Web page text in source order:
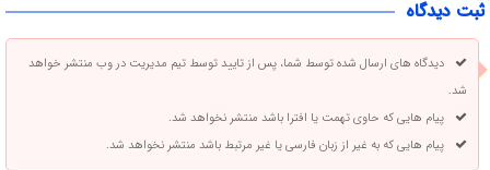
ثبت دیدگاه
دیدگاه های ارسال شده توسط شما، پس از تایید توسط تیم مدیریت در وب منتشر خواهد
شد.
پیام هایی که حاوی تهمت یا افترا باشد منتشر نخواهد شد.
پیام هایی که به غیر از زبان فارسی یا غیر مرتبط باشد منتشر نخواهد شد.